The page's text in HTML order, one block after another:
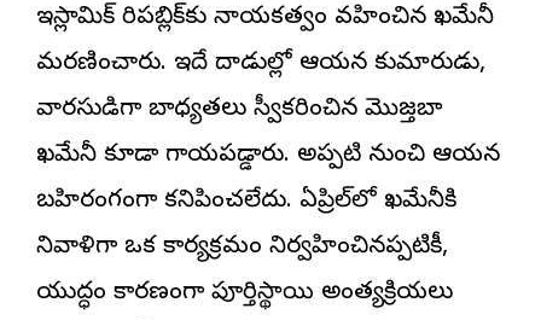
ఇస్లామిక్ రిపబ్లిక్‌కు నాయకత్వం వహించిన ఖమేనీ
మరణించారు. ఇదే దాడుల్లో ఆయన కుమారుడు,
వారసుడిగా బాధ్యతలు స్వీకరించిన మొజ్తబా
ఖమేనీ కూడా గాయపడ్డారు. అప్పటి నుంచి ఆయన
బహిరంగంగా కనిపించలేదు. ఏప్రిల్‌లో ఖమేనీకి
నివాళిగా ఒక కార్యక్రమం నిర్వహించినప్పటికీ,
యుద్ధం కారణంగా పూర్తిస్థాయి అంత్యక్రియలు